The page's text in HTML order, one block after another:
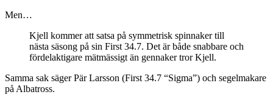
Men…
Kjell kommer att satsa på symmetrisk spinnaker till
nästa säsong på sin First 34.7. Det är både snabbare och
fördelaktigare mätmässigt än gennaker tror Kjell.
Samma sak säger Pär Larsson (First 34.7 “Sigma”) och segelmakare
på Albatross.